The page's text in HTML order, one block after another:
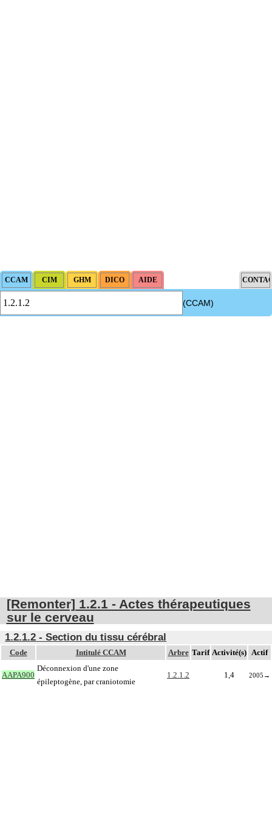
(CCAM)
[Remonter] 1.2.1 - Actes thérapeutiques
sur le cerveau
1.2.1.2 - Section du tissu cérébral
Code Intitulé CCAM Arbre Tarif Activité(s) Actif
AAPA900
Déconnexion d'une zone
épileptogène, par craniotomie
1.2.1.2 1,4 2005 →